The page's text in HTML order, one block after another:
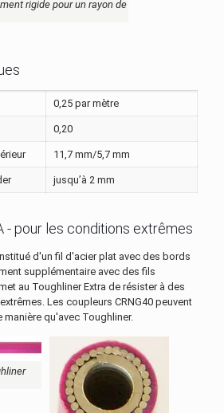
rigide pour un rayon de
0,25 par mètre
0,20
11,7 mm/5,7 mm
jusqu’à 2 mm
- pour les conditions extrêmes
d'un fil d'acier plat avec des bords
supplémentaire avec des fils
au Toughliner Extra de résister à des
Les coupleurs CRNG40 peuvent
manière qu'avec Toughliner.